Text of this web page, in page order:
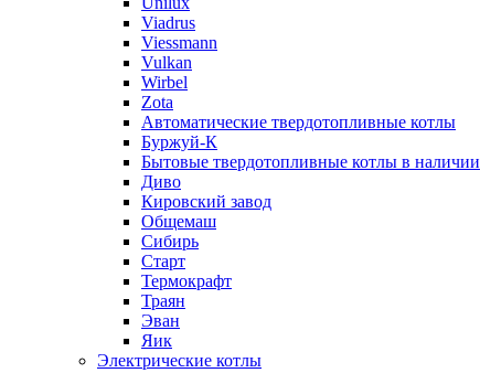
Viadrus
Viessmann
Vulkan
Wirbel
Zota
Автоматические твердотопливные котлы
Буржуй-К
Бытовые твердотопливные котлы в наличии
Диво
Кировский завод
Общемаш
Сибирь
Старт
Термокрафт
Траян
Эван
Яик
Электрические котлы